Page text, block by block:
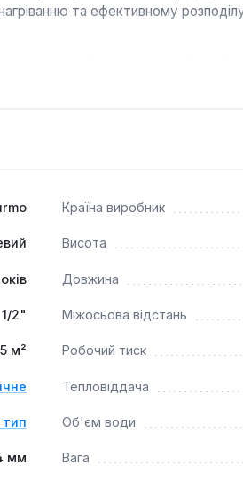
та ефективному
для приміщень з обмеженим
G½" дозволяють здійснювати
кімнат, офісів або інших
опалення з максимальною
економічне використання тепла.
Країна виробник
Висота
Довжина
1/2" Міжосьова відстань
м² Робочий тиск
Тепловіддача
тип Об'єм води
мм Вага